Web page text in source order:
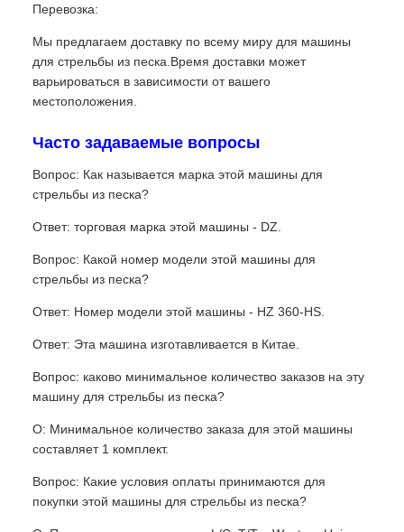
Перевозка:
Мы предлагаем доставку по всему миру для машины
для стрельбы из песка.Время доставки может
варьироваться в зависимости от вашего
местоположения.
Часто задаваемые вопросы
Вопрос: Как называется марка этой машины для
стрельбы из песка?
Ответ: торговая марка этой машины - DZ.
Вопрос: Какой номер модели этой машины для
стрельбы из песка?
Ответ: Номер модели этой машины - HZ 360-HS.
Ответ: Эта машина изготавливается в Китае.
Вопрос: каково минимальное количество заказов на эту
машину для стрельбы из песка?
О: Минимальное количество заказа для этой машины
составляет 1 комплект.
Вопрос: Какие условия оплаты принимаются для
покупки этой машины для стрельбы из песка?